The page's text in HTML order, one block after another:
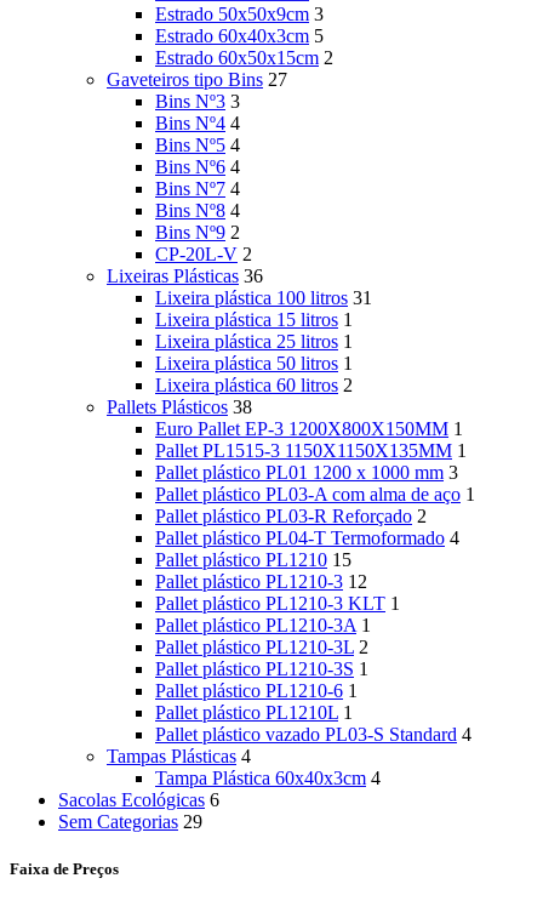
Estrado 50x50x9cm 3
Estrado 60x40x3cm 5
Estrado 60x50x15cm 2
Gaveteiros tipo Bins 27
Bins Nº3 3
Bins Nº4 4
Bins Nº5 4
Bins Nº6 4
Bins Nº7 4
Bins Nº8 4
Bins Nº9 2
CP-20L-V 2
Lixeiras Plásticas 36
Lixeira plástica 100 litros 31
Lixeira plástica 15 litros 1
Lixeira plástica 25 litros 1
Lixeira plástica 50 litros 1
Lixeira plástica 60 litros 2
Pallets Plásticos 38
Euro Pallet EP-3 1200X800X150MM 1
Pallet PL1515-3 1150X1150X135MM 1
Pallet plástico PL01 1200 x 1000 mm 3
Pallet plástico PL03-A com alma de aço 1
Pallet plástico PL03-R Reforçado 2
Pallet plástico PL04-T Termoformado 4
Pallet plástico PL1210 15
Pallet plástico PL1210-3 12
Pallet plástico PL1210-3 KLT 1
Pallet plástico PL1210-3A 1
Pallet plástico PL1210-3L 2
Pallet plástico PL1210-3S 1
Pallet plástico PL1210-6 1
Pallet plástico PL1210L 1
Pallet plástico vazado PL03-S Standard 4
Tampas Plásticas 4
Tampa Plástica 60x40x3cm 4
Sacolas Ecológicas 6
Sem Categorias 29
Faixa de Preços